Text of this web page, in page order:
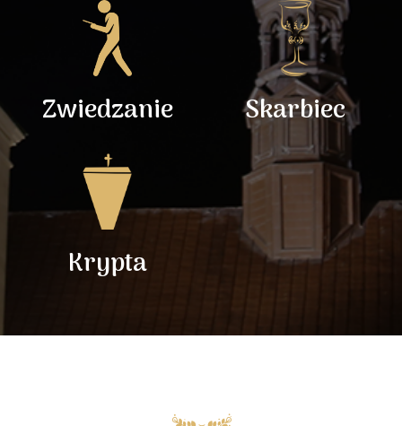
Zwiedzanie Skarbiec
Krypta